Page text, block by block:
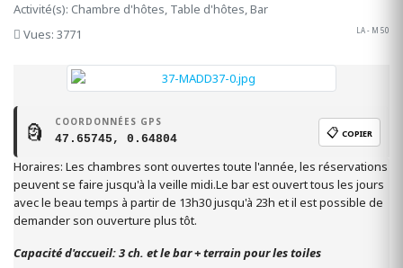
Activité(s): Chambre d'hôtes, Table d'hôtes, Bar
Vues: 3771
LA - M 50
🗿 COORDONNÉES GPS
47.65745, 0.64804 📋 COPIER
Horaires: Les chambres sont ouvertes toute l'année, les réservations
peuvent se faire jusqu'à la veille midi.Le bar est ouvert tous les jours
avec le beau temps à partir de 13h30 jusqu'à 23h et il est possible de
demander son ouverture plus tôt.
Capacité d'accueil: 3 ch. et le bar + terrain pour les toiles